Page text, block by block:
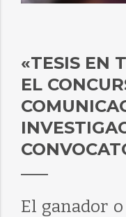
«TESIS EN
EL
El ganador